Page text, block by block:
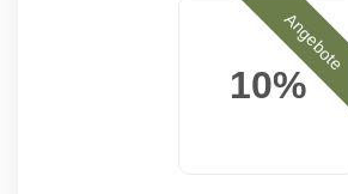
10%
Angebote